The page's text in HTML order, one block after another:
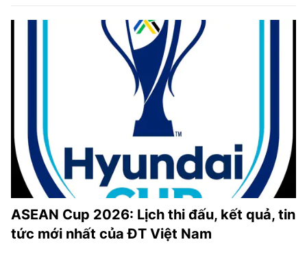
ASEAN Cup 2026: Lịch thi đấu, kết quả, tin
tức mới nhất của ĐT Việt Nam